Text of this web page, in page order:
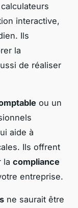
interactive,
Ils
la
de réaliser
ou un
aide à
Ils offrent
la compliance
entreprise.
ne saurait être